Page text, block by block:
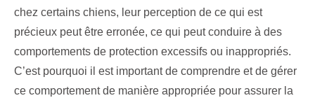
chez certains chiens, leur perception de ce qui est
précieux peut être erronée, ce qui peut conduire à des
comportements de protection excessifs ou inappropriés.
C’est pourquoi il est important de comprendre et de gérer
ce comportement de manière appropriée pour assurer la